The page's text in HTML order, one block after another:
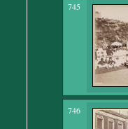
745
746